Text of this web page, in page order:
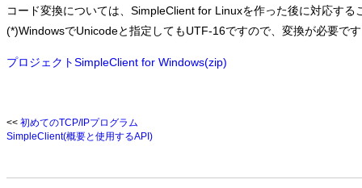
コード変換については、SimpleClient for Linuxを作った後に対応する
(*)WindowsでUnicodeと指定してもUTF-16ですので、変換が必要で
プロジェクトSimpleClient for Windows(zip)
<< 初めてのTCP/IPプログラム
SimpleClient(概要と使用するAPI)